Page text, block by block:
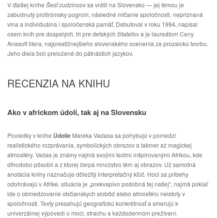
V ďalšej knihe Šesť cudzincovsa vrátil na Slovensko — jej témou je
zabudnutý protirómsky pogrom, následné mlčanie spoločnosti, nepriznaná
vina a individuálna i spoločenská pamäť. Debutoval v roku 1994, napísal
osem kníh pre dospelých, tri pre detských čitateľov a je laureátom Ceny
Anasoft litera, najprestížnejšieho slovenského ocenenia za prozaickú tvorbu.
Jeho diela boli preložené do pätnástich jazykov.
RECENZIA NA KNIHU
Ako v africkom údolí, tak aj na Slovensku
Poviedky v knihe Údolie Mareka Vadasa sa pohybujú v pomedzí
realistického rozprávania, symbolických obrazov a takmer až magickej
atmosféry. Vadas je známy najmä svojimi textmi inšpirovanými Afrikou, kde
dlhodobo pôsobil a z ktorej čerpá množstvo tém aj obrazov. Už samotná
anotácia knihy naznačuje dôležitý interpretačný kľúč. Hoci sa príbehy
odohrávajú v Afrike, situácia je „prekvapivo podobná tej našej“, najmä pokiaľ
ide o obmedzovanie občianskych slobôd alebo atmosféru neistoty v
spoločnosti. Texty presahujú geografickú konkrétnosť a smerujú k
univerzálnej výpovedi o moci, strachu a každodennom prežívaní.